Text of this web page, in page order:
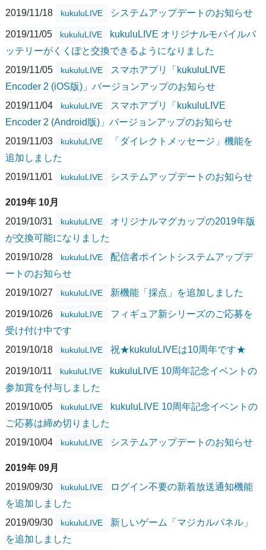
2019/11/18
kukuluLIVE システムアップデートのお知らせ
2019/11/05 kukuluLIVE
kukuluLIVE オリジナルモバイルバ
ッテリーがくくぽと交換できるようになりました
2019/11/05
kukuluLIVE
スマホアプリ「kukuluLIVE
Encoder 2 (iOS版)」バージョンアップのお知らせ
2019/11/04
kukuluLIVE
スマホアプリ「kukuluLIVE
Encoder 2 (Android版)」バージョンアップのお知らせ
2019/11/03
kukuluLIVE
「ダイレクトメッセージ」機能を
追加しました
2019/11/01
kukuluLIVE システムアップデートのお知らせ
2019年 10月
2019/10/31
kukuluLIVE
オリジナルマグカップの2019年版
が交換可能になりました
2019/10/28
kukuluLIVE
配信者ポイントシステムアップデ
ートのお知らせ
2019/10/27
kukuluLIVE 新機能「採点」を追加しました
2019/10/26 kukuluLIVE
フィギュア新シリーズのご応募を
受け付け中です
2019/10/18
kukuluLIVE 祝★kukuluLIVEは10周年です★
2019/10/11 kukuluLIVE
kukuluLIVE 10周年記念イベントの
参加賞を付与しました
2019/10/05
kukuluLIVE
kukuluLIVE 10周年記念イベントの
ご応募は締め切りました
2019/10/04
kukuluLIVE システムアップデートのお知らせ
2019年 09月
2019/09/30
kukuluLIVE
ログイン不要の新着放送通知機能
を追加しました
2019/09/30
kukuluLIVE
新しいゲーム「マジカルパネル」
を追加しました